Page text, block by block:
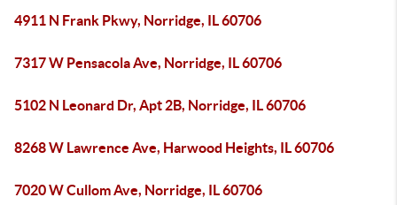
4911 N Frank Pkwy, Norridge, IL 60706
7317 W Pensacola Ave, Norridge, IL 60706
5102 N Leonard Dr, Apt 2B, Norridge, IL 60706
8268 W Lawrence Ave, Harwood Heights, IL 60706
7020 W Cullom Ave, Norridge, IL 60706